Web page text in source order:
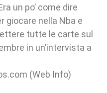
un po’ come dire
giocare nella Nba e
tutte le carte sul
in un’intervista a
(Web Info)